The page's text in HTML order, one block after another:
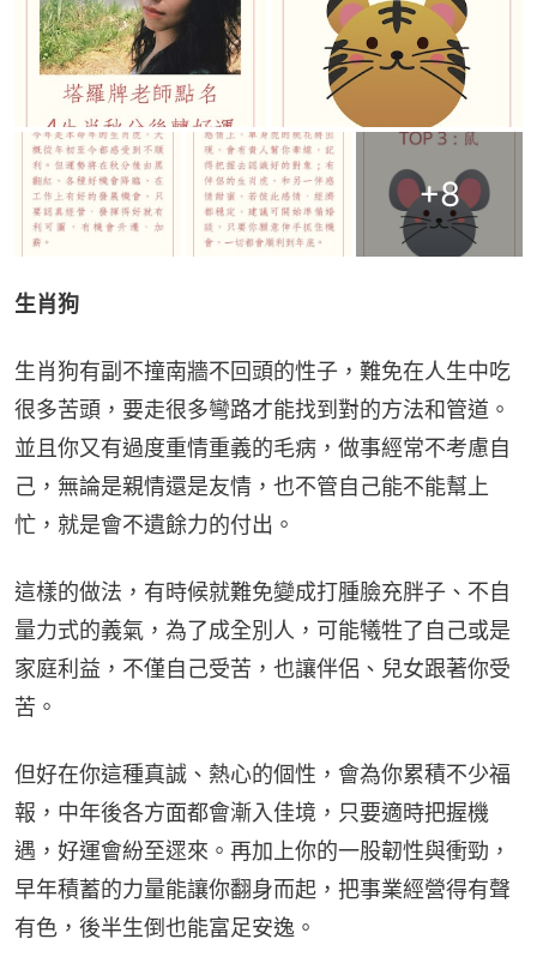
+8
生肖狗
生肖狗有副不撞南牆不回頭的性子，難免在人生中吃
很多苦頭，要走很多彎路才能找到對的方法和管道。
並且你又有過度重情重義的毛病，做事經常不考慮自
己，無論是親情還是友情，也不管自己能不能幫上
忙，就是會不遺餘力的付出。
這樣的做法，有時候就難免變成打腫臉充胖子、不自
量力式的義氣，為了成全別人，可能犧牲了自己或是
家庭利益，不僅自己受苦，也讓伴侶、兒女跟著你受
苦。
但好在你這種真誠、熱心的個性，會為你累積不少福
報，中年後各方面都會漸入佳境，只要適時把握機
遇，好運會紛至遝來。再加上你的一股韌性與衝勁，
早年積蓄的力量能讓你翻身而起，把事業經營得有聲
有色，後半生倒也能富足安逸。